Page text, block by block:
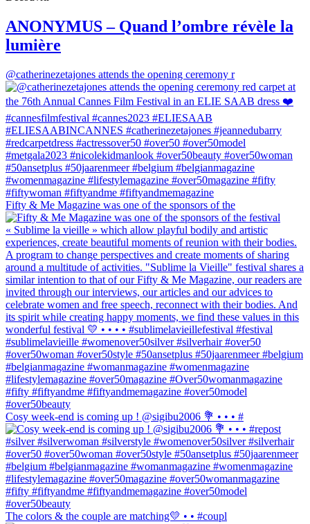
ANONYMUS – Quand l’ombre révèle la
lumière
@catherinezetajones attends the opening ceremony r
Fifty & Me Magazine was one of the sponsors of the
Cosy week-end is coming up ! @sigibu2006 💐 • • • #
The colors & the couple are matching💛 • • #coupl